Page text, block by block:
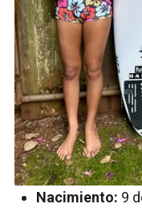
Nacimiento: 9